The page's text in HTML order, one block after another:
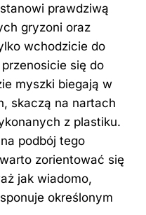
g
g
er
p
y
Li
n
k
prawdziwą
gryzoni oraz
wchodzicie do
się do
myszki biegają w
skaczą na nartach
z plastiku.
podbój tego
zorientować się
jak wiadomo,
określonym